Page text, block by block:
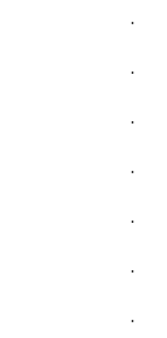
·
·
·
·
·
·
·